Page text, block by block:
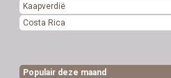
Kaapverdië
Costa Rica
Populair deze maand